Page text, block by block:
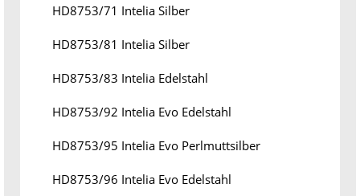
HD8753/71 Intelia Silber
HD8753/81 Intelia Silber
HD8753/83 Intelia Edelstahl
HD8753/92 Intelia Evo Edelstahl
HD8753/95 Intelia Evo Perlmuttsilber
HD8753/96 Intelia Evo Edelstahl